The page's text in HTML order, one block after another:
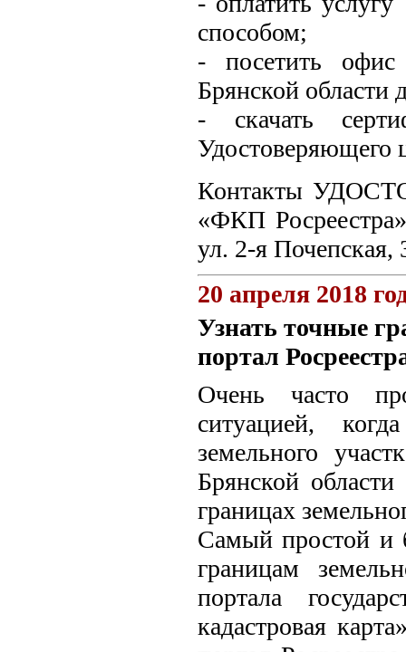
способом;
- посетить
Брянской области
- скачать
Удостоверяющего
Контакты
«ФКП
ул. 2-я Почепская,
20 апреля 2018
Узнать точные
портал
Очень часто
ситуацией,
земельного
Брянской
границах
Самый простой и
границам
портала
кадастровая